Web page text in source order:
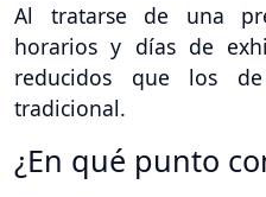
Al tratarse de una
horarios y días de
reducidos que los
tradicional.
¿En qué punto